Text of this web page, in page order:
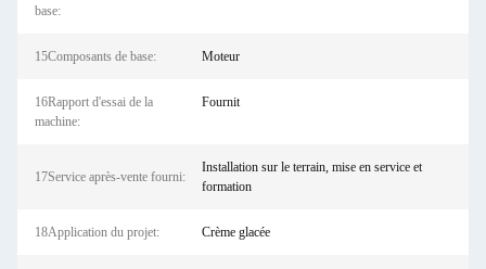
base:
15Composants de base: Moteur
16Rapport d'essai de la
machine:
Fournit
17Service après-vente fourni:
Installation sur le terrain, mise en service et
formation
18Application du projet: Crème glacée